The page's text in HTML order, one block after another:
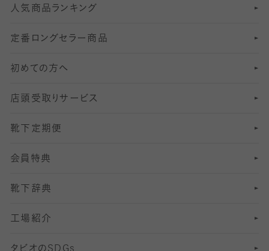
211デニールタイツ以上（防寒・厚手タイツ）
6 分丈レギンス
7 分丈 レギンス
8分丈 レギンス
10分丈 レギンス
12分丈レギンス
13分丈レギンス
オールスルーストッキング
冠婚葬祭向けソックス・靴下
スーツカジュアルソックス・靴下
ロングホーズ
ゴルフソックス・靴下
サッカー・フットサル用ソックス
ヨガソックス・靴下
スポーツ用レッグウォーマー
SSサイズ（21～23cm）
Sサイズ（22～25cm）
Mサイズ（25～27cm）
Lサイズ（27～29cm）
インナーソックス
加圧・着圧ソックス
冷えとり靴下
着圧・加圧タイツ
むくみ対策
足の疲れ対策
足の臭い対策
冷え対策
人気商品ランキング
定番ロングセラー商品
初めての方へ
店頭受取りサービス
靴下定期便
会員特典
靴下辞典
工場紹介